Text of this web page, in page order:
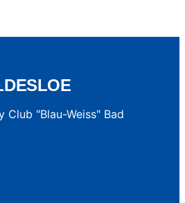
Club "Blau-Weiss" Bad